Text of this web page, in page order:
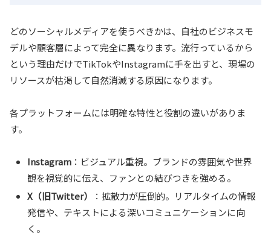
どのソーシャルメディアを使うべきかは、自社のビジネスモ
デルや顧客層によって完全に異なります。流行っているから
という理由だけでTikTokやInstagramに手を出すと、現場の
リソースが枯渇して自然消滅する原因になります。
各プラットフォームには明確な特性と役割の違いがありま
す。
Instagram ：ビジュアル重視。ブランドの雰囲気や世界
観を視覚的に伝え、ファンとの結びつきを強める。
X（旧Twitter）
：拡散力が圧倒的。リアルタイムの情報
発信や、テキストによる深いコミュニケーションに向
く。